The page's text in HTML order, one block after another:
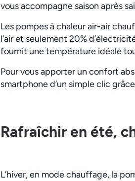
vous accompagne saison après
Les pompes à chaleur air-air
l’air et seulement 20%
fournit une température idéale
Pour vous apporter un confort
smartphone d’un simple clic
Rafraîchir en été,
L’hiver, en mode chauffage, la